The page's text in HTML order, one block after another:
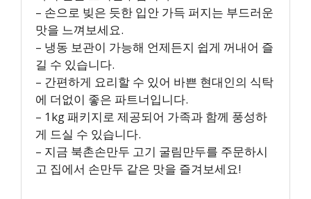
– 손으로 빚은 듯한 입안 가득 퍼지는 부드러운
맛을 느껴보세요.
– 냉동 보관이 가능해 언제든지 쉽게 꺼내어 즐
길 수 있습니다.
– 간편하게 요리할 수 있어 바쁜 현대인의 식탁
에 더없이 좋은 파트너입니다.
– 1kg 패키지로 제공되어 가족과 함께 풍성하
게 드실 수 있습니다.
– 지금 북촌손만두 고기 굴림만두를 주문하시
고 집에서 손만두 같은 맛을 즐겨보세요!